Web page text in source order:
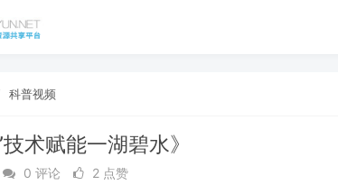
科普视频
技术赋能一湖碧水》
0 评论 2 点赞